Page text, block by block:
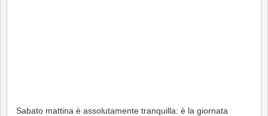
Sabato mattina è assolutamente tranquilla: è la giornata